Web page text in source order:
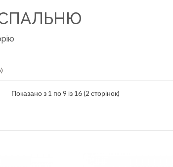
Показано з 1 по 9 із 16 (2 сторінок)